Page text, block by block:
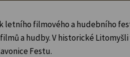
letního filmového a hudebního
a hudby. V historické Litomyšli
Festu.